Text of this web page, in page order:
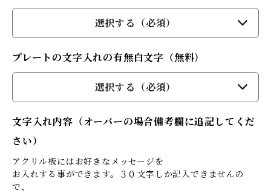
選択する（必須）
プレートの文字入れの有無白文字（無料）
選択する（必須）
文字入れ内容（オーバーの場合備考欄に追記してくだ
さい）
アクリル板にはお好きなメッセージを
お入れする事ができます。３０文字しか記入できませんの
で、